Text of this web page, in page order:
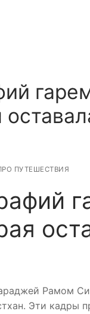
ПУТЕШЕСТВИЯ
Рамом
Эти кадры